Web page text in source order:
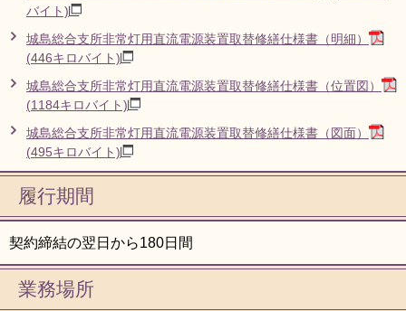
バイト)
城島総合支所非常灯用直流電源装置取替修繕仕様書（明細）
(446キロバイト)
城島総合支所非常灯用直流電源装置取替修繕仕様書（位置図）
(1184キロバイト)
城島総合支所非常灯用直流電源装置取替修繕仕様書（図面）
(495キロバイト)
履行期間
契約締結の翌日から180日間
業務場所